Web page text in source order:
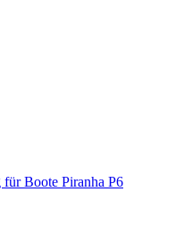
für Boote Piranha P6